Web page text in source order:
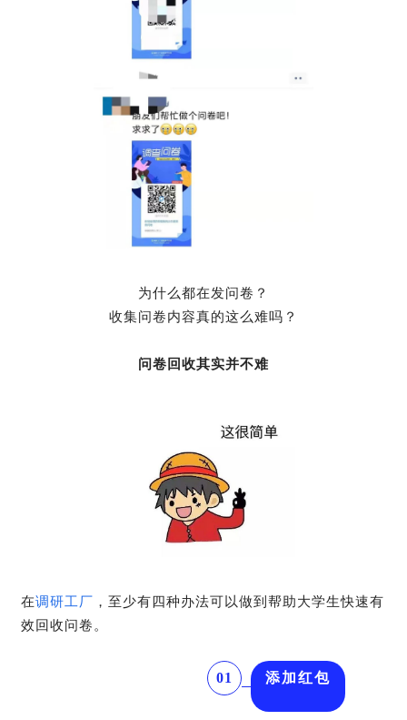
为什么都在发问卷？
收集问卷内容真的这么难吗？
问卷回收其实并不难
在调研工厂 ，至少有四种办法可以做到帮助大学生快速有
效回收问卷。
01 添加红包